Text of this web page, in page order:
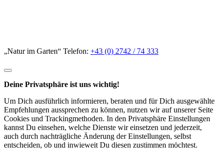
„Natur im Garten“ Telefon: +43 (0) 2742 / 74 333
Deine Privatsphäre ist uns wichtig!
Um Dich ausführlich informieren, beraten und für Dich ausgewählte
Empfehlungen aussprechen zu können, nutzen wir auf unserer Seite
Cookies und Trackingmethoden. In den Privatsphäre Einstellungen
kannst Du einsehen, welche Dienste wir einsetzen und jederzeit,
auch durch nachträgliche Änderung der Einstellungen, selbst
entscheiden, ob und inwieweit Du diesen zustimmen möchtest.